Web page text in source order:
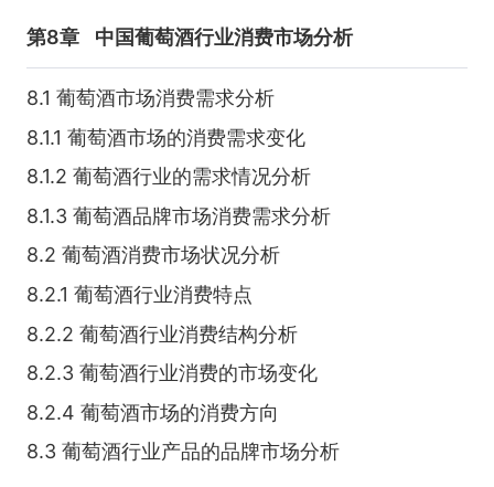
第8章 中国葡萄酒行业消费市场分析
8.1 葡萄酒市场消费需求分析
8.1.1 葡萄酒市场的消费需求变化
8.1.2 葡萄酒行业的需求情况分析
8.1.3 葡萄酒品牌市场消费需求分析
8.2 葡萄酒消费市场状况分析
8.2.1 葡萄酒行业消费特点
8.2.2 葡萄酒行业消费结构分析
8.2.3 葡萄酒行业消费的市场变化
8.2.4 葡萄酒市场的消费方向
8.3 葡萄酒行业产品的品牌市场分析